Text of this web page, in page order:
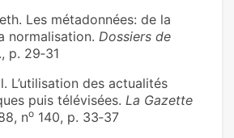
Les métadonnées: de la
normalisation. Dossiers de
p. 29‑31
L’utilisation des actualités
puis télévisées. La Gazette
no 140, p. 33‑37